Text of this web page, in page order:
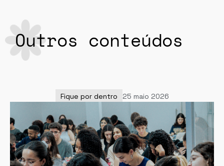
Outros conteúdos
Fique por dentro 25 maio 2026